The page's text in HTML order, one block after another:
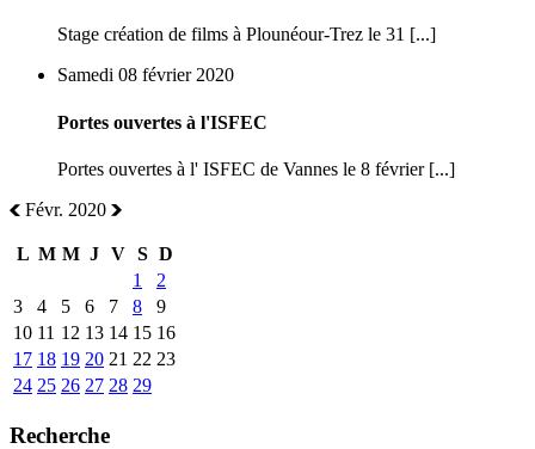
Stage création de films à Plounéour-Trez le 31 [...]
Samedi 08 février 2020
Portes ouvertes à l'ISFEC
Portes ouvertes à l' ISFEC de Vannes le 8 février [...]
Févr. 2020
L M M J V S D
1
2
3
4 5 6 7 8
9
10 11 12 13 14 15 16
17 18 19 20 21 22 23
24 25 26 27 28 29
Recherche